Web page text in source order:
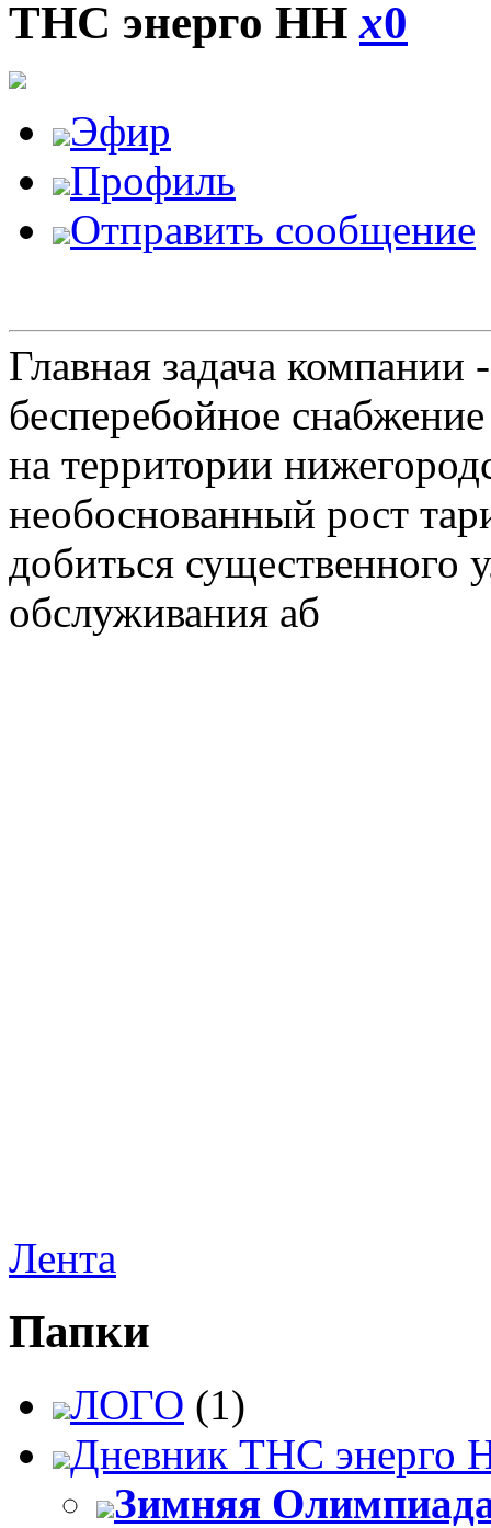
ТНС энерго ННx0
Эфир
Профиль
Отправить сообщение
Главная задача
бесперебойное
на территории
необоснованный рост
добиться существенного
обслуживания аб
Лента
Папки
ЛОГО (1)
Дневник ТНС энерго
Зимняя